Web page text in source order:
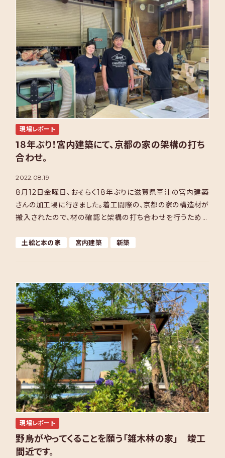
現場レポート
1８年ぶり！宮内建築にて、京都の家の架構の打ち
合わせ。
2022.08.19
8月12日金曜日、おそらく18年ぶりに滋賀県草津の宮内建築
さんの加工場に行きました。着工間際の、京都の家の構造材が
搬入されたので、材の確認と架構の打ち合わせを行うためで
土絵と本の家 宮内建築 新築
現場レポート
野鳥がやってくることを願う「雑木林の家」 竣工
間近です。